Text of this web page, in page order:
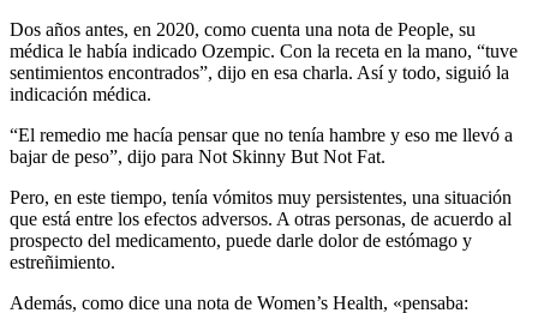
Dos años antes, en 2020, como cuenta una nota de People, su
médica le había indicado Ozempic. Con la receta en la mano, “tuve
sentimientos encontrados”, dijo en esa charla. Así y todo, siguió la
indicación médica.
“El remedio me hacía pensar que no tenía hambre y eso me llevó a
bajar de peso”, dijo para Not Skinny But Not Fat.
Pero, en este tiempo, tenía vómitos muy persistentes, una situación
que está entre los efectos adversos. A otras personas, de acuerdo al
prospecto del medicamento, puede darle dolor de estómago y
estreñimiento.
Además, como dice una nota de Women’s Health, «pensaba: